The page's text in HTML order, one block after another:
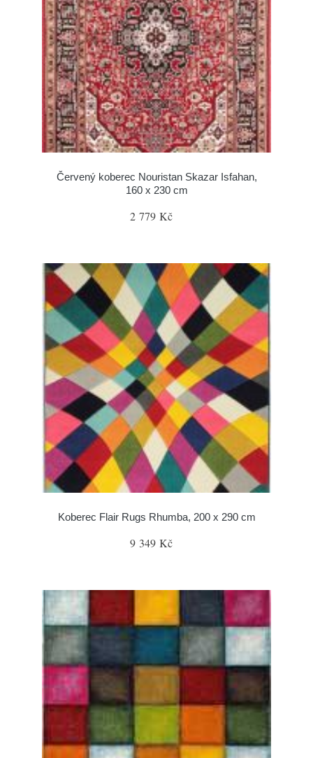
Červený koberec Nouristan Skazar Isfahan,
160 x 230 cm
2 779 Kč
Koberec Flair Rugs Rhumba, 200 x 290 cm
9 349 Kč